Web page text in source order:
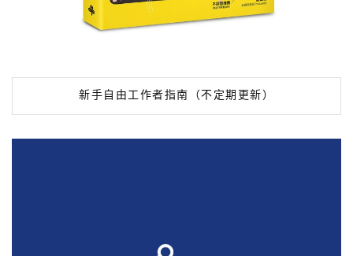
新手自由工作者指南（不定期更新）